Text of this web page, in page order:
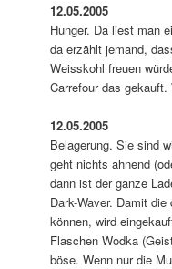
12.05.2005
Hunger. Da liest man
da erzählt jemand,
Weisskohl freuen
Carrefour das gekauft.
12.05.2005
Belagerung. Sie sind
geht nichts ahnend
dann ist der ganze
Dark-Waver. Damit
können, wird
Flaschen Wodka
böse. Wenn nur die